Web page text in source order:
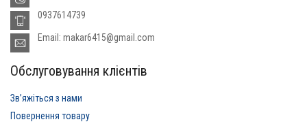
0937614739
Email: makar6415@gmail.com
Обслуговування клієнтів
Звʼяжіться з нами
Повернення товару